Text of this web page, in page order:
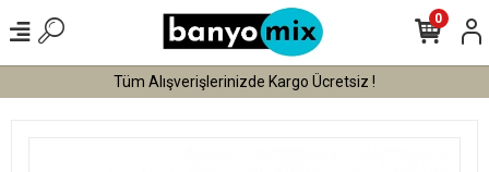
Tüm Alışverişlerinizde Kargo Ücretsiz !
0